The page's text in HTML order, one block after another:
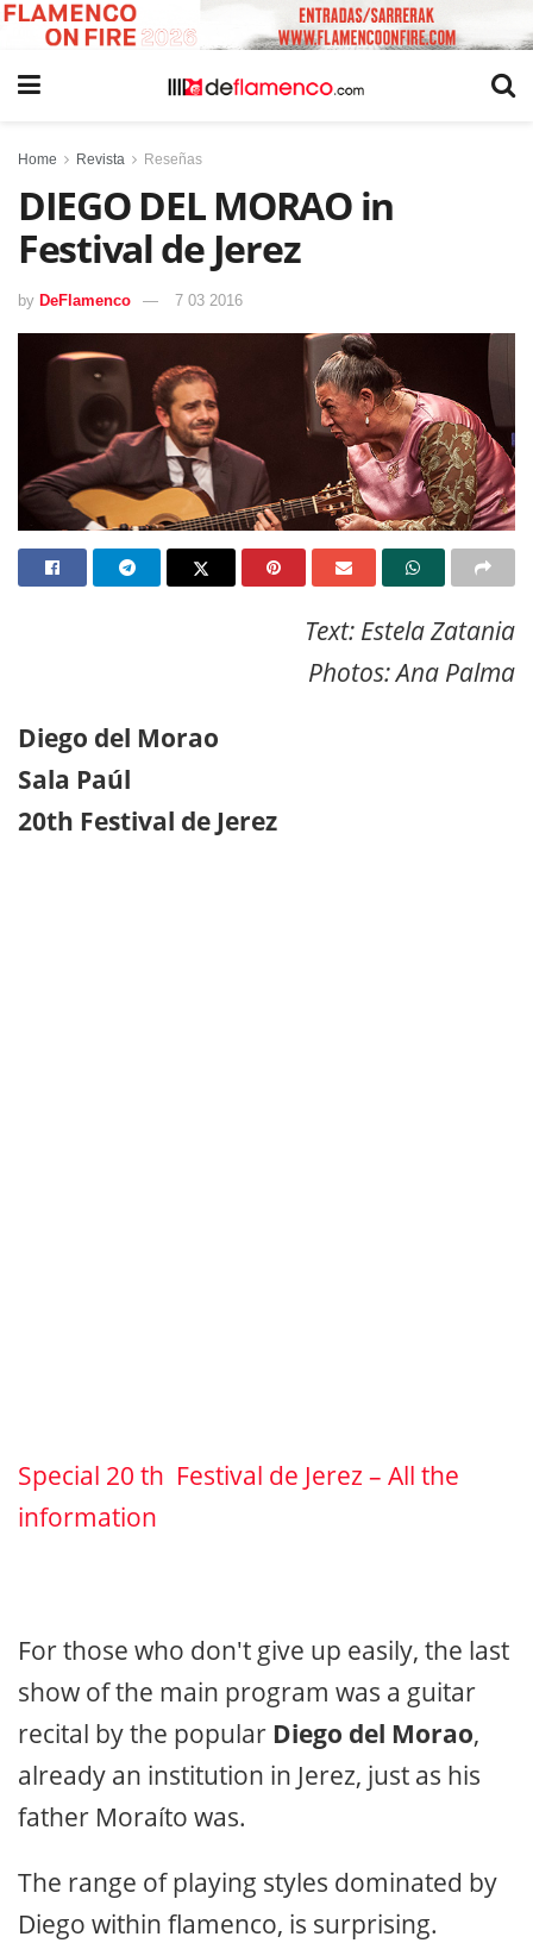
Home Revista Reseñas
DIEGO DEL MORAO in
Festival de Jerez
by DeFlamenco 7 03 2016
Text: Estela Zatania
Photos: Ana Palma
Diego del Morao
Sala Paúl
20th Festival de Jerez
Special 20 th Festival de Jerez – All the
information
For those who don't give up easily, the last
show of the main program was a guitar
recital by the popular Diego del Morao,
already an institution in Jerez, just as his
father Moraíto was.
The range of playing styles dominated by
Diego within flamenco, is surprising.